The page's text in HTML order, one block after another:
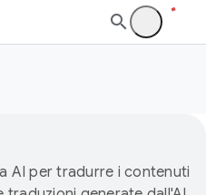
AI per tradurre i contenuti